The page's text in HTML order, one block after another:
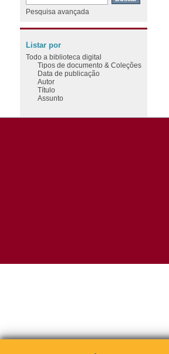
Pesquisa avançada
Listar por
Todo a biblioteca digital
Tipos de documento & Coleções
Data de publicação
Autor
Título
Assunto